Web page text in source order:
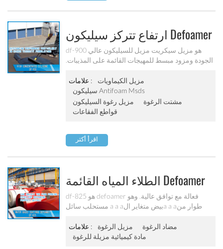
ارتفاع تتركز سيليكون Defoamer
Df-900
df-900 هو مزيل سيكريت مزيل للسيليكون عالي
الجودة ومزود مبسط للمهيجات القائمة على المذيبات.
a aعلى. علامات :
مزيل الكيماويات
سيليكون Antifoam Msds
مزيل رغوة السيليكون
مشتت الرغوة
قواطع الفقاعات
اقرأ أكثر
الطلاء المياه القائمة Defoamer
Df-825
df-825 هو defoamer فعالة مع توافق عالية. وهو
مستحلب سائل a a aبيض متغاير الa a aطوار من
قوية لمعدلات واضحة ، المصطبغة والماء المنقولة ،
وكذلك لالملفات الرابطة polyurethane-acrylate.
علامات : مزيل الرغوة
مضاد الرغوة
مادة كيميائية مزيلة للرغوة